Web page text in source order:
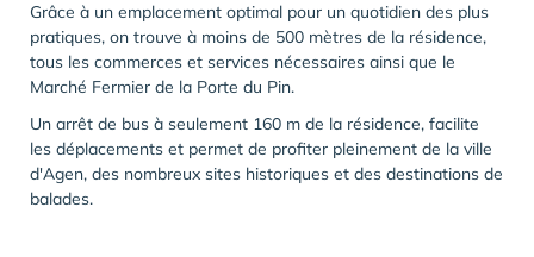
Grâce à un emplacement optimal pour un quotidien des plus
pratiques, on trouve à moins de 500 mètres de la résidence,
tous les commerces et services nécessaires ainsi que le
Marché Fermier de la Porte du Pin.
Un arrêt de bus à seulement 160 m de la résidence, facilite
les déplacements et permet de profiter pleinement de la ville
d'Agen, des nombreux sites historiques et des destinations de
balades.